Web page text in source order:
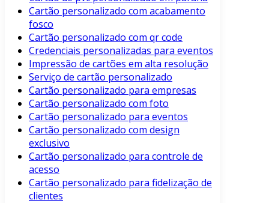
Cartão personalizado com acabamento
fosco
Cartão personalizado com qr code
Credenciais personalizadas para eventos
Impressão de cartões em alta resolução
Serviço de cartão personalizado
Cartão personalizado para empresas
Cartão personalizado com foto
Cartão personalizado para eventos
Cartão personalizado com design
exclusivo
Cartão personalizado para controle de
acesso
Cartão personalizado para fidelização de
clientes